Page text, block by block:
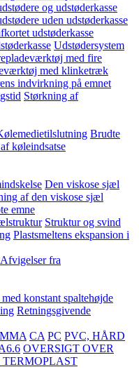
og udstøderkasse
uden udstøderkasse
udstøderkasse
Udstødersystem
med fire
med klinketræk
indvirkning på emnet
Størkning af
Brudte
køleindsatse
Den viskose sjæl
af den viskose sjæl
emne
Struktur og svind
Plastsmeltens ekspansion i
Afvigelser fra
konstant spaltehøjde
Retningsgivende
CA PC PVC, HÅRD
OVERSIGT OVER